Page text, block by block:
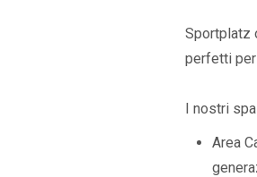
Sportplatz
perfetti per
I nostri
Area